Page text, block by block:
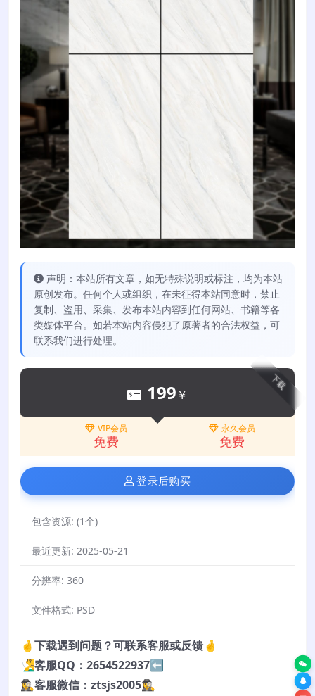
声明：本站所有文章，如无特殊说明或标注，均为本站
原创发布。任何个人或组织，在未征得本站同意时，禁止
复制、盗用、采集、发布本站内容到任何网站、书籍等各
类媒体平台。如若本站内容侵犯了原著者的合法权益，可
联系我们进行处理。
下载
199 ￥
VIP会员
免费
永久会员
免费
登录后购买
包含资源: (1个)
最近更新: 2025-05-21
分辨率: 360
文件格式: PSD
🤞下载遇到问题？可联系客服或反馈🤞
🧏‍♂️客服QQ：2654522937⬅️
🕵️‍♀️客服微信：ztsjs2005🕵️‍♀️